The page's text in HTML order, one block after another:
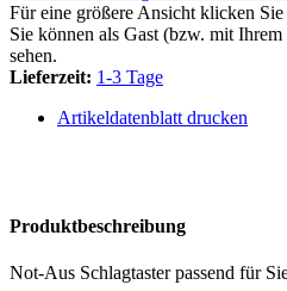
Für eine größere Ansicht klicken
Sie können als Gast (bzw. mit
sehen.
Lieferzeit: 1-3 Tage
Artikeldatenblatt drucken
Produktbeschreibung
Not-Aus Schlagtaster passend für